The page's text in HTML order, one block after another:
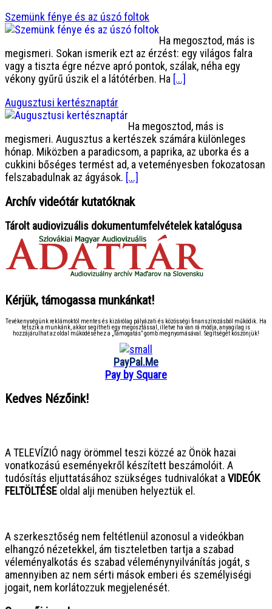
Szemünk fénye és az úszó foltok
Ha megosztod, más is
megismeri. Sokan ismerik ezt az érzést: egy világos falra
vagy a tiszta égre nézve apró pontok, szálak, néha egy
vékony gyűrű úszik el a látótérben. Ha [...]
Augusztusi kertésznaptár
Ha megosztod, más is
megismeri. Augusztus a kertészek számára különleges
hónap. Miközben a paradicsom, a paprika, az uborka és a
cukkini bőséges termést ad, a veteményesben fokozatosan
felszabadulnak az ágyások. [...]
Archív videótár kutatóknak
Tárolt audiovizuális dokumentumfelvételek katalógusa
Kérjük, támogassa munkánkat!
Tevékenységünk reklámoktól mentes és kizárólag pályázati és közösségi finanszírozásból működik. Ha
tetszik a munkánk, akkor segítheti egy megosztással, illetve ha van rá módja, anyagilag is
hozzájárulhat az oldal működéséhez a „Támogatás” gomb megnyomásával. Segítségét köszönjük!
PayPal.Me
Pay by Square
Kedves Nézőink!
A TELEVÍZIÓ nagy örömmel teszi közzé az Önök hazai
vonatkozású eseményekről készített beszámolóit. A
tudósítás eljuttatásához szükséges tudnivalókat aVIDEÓK
FELTÖLTÉSE oldal alji menüben helyeztük el.
A szerkesztőség nem feltétlenül azonosul a videókban
elhangzó nézetekkel, ám tiszteletben tartja a szabad
véleményalkotás és szabad véleménynyilvánítás jogát, s
amennyiben az nem sérti mások emberi és személyiségi
jogait, nem korlátozzuk megjelenését.